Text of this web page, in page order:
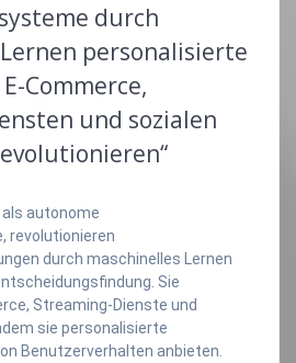
durch
personalisierte
Commerce,
und sozialen
autonome
revolutionieren
durch maschinelles Lernen
Sie
Streaming-Dienste und
sie personalisierte
Benutzerverhalten anbieten.